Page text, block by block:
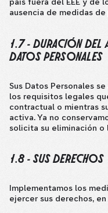
país fuera del EEE y de
ausencia de medidas
1.7 - DURACIÓN DEL
DATOS PERSONALES
Sus Datos Personales
los requisitos legales
contractual o mientras
activa. Ya no
solicita su eliminación o
1.8 - SUS DERECHOS
Implementamos los
ejercer sus derechos,